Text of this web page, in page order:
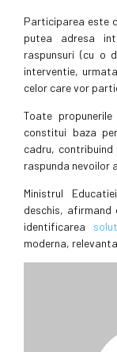
Participarea este
putea adresa
raspunsuri (cu o
interventie,
celor care vor
Toate
constitui baza
cadru, contribuind
raspunda nevoilor
Ministrul
deschis, afirmand
identificarea
moderna,